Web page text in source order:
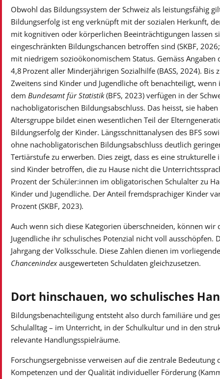
Obwohl das Bildungssystem der Schweiz als leistungsfähig
Bildungserfolg ist eng verknüpft mit der sozialen Herkunft,
mit kognitiven oder körperlichen Beeinträchtigungen lassen
eingeschränkten Bildungschancen betroffen sind (SKBF,
mit niedrigem sozioökonomischem Status. Gemäss Angaben
4,8 Prozent aller Minderjährigen Sozialhilfe (BASS, 2024).
Zweitens sind Kinder und Jugendliche oft benachteiligt,
dem Bundesamt für Statistik(BFS, 2023) verfügen in der
nachobligatorischen Bildungsabschluss. Das heisst, sie
Altersgruppe bildet einen wesentlichen Teil der
Bildungserfolg der Kinder. Längsschnittanalysen des BFS
ohne nachobligatorischen Bildungsabschluss deutlich
Tertiärstufe zu erwerben. Dies zeigt, dass es eine
sind Kinder betroffen, die zu Hause nicht die
Prozent der Schüler:innen im obligatorischen Schulalter zu
Kinder und Jugendliche. Der Anteil fremdsprachiger Kinder
Prozent (SKBF, 2023).
Auch wenn sich diese Kategorien überschneiden, können
Jugendliche ihr schulisches Potenzial nicht voll
Jahrgang der Volksschule. Diese Zahlen dienen im
Chancenindexausgewerteten Schuldaten gleichzusetzen.
Dort hinschauen, wo schulisches
Bildungsbenachteiligung entsteht also durch familiäre und
Schulalltag – im Unterricht, in der Schulkultur und in den
relevante Handlungsspielräume.
Forschungsergebnisse verweisen auf die zentrale
Kompetenzen und der Qualität individueller Förderung